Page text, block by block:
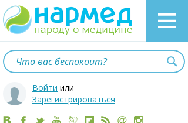
Войти или
Зарегистрироваться